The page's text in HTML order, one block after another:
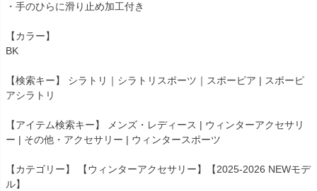
・手のひらに滑り止め加工付き
【カラー】
BK
【検索キー】 シラトリ｜シラトリスポーツ｜スポーピア | スポーピ
アシラトリ
【アイテム検索キー】 メンズ・レディース | ウィンターアクセサリ
ー | その他・アクセサリー | ウィンタースポーツ
【カテゴリー】 【ウィンターアクセサリー】【2025-2026 NEWモデ
ル】